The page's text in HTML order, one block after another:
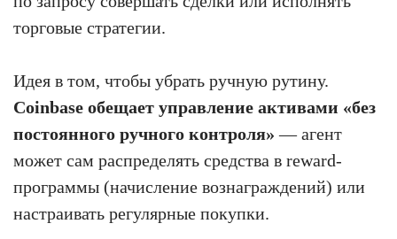
торговые стратегии.
Идея в том, чтобы убрать ручную рутину.
Coinbase обещает управление активами «без
постоянного ручного контроля» — агент
может сам распределять средства в reward-
программы (начисление вознаграждений) или
настраивать регулярные покупки.